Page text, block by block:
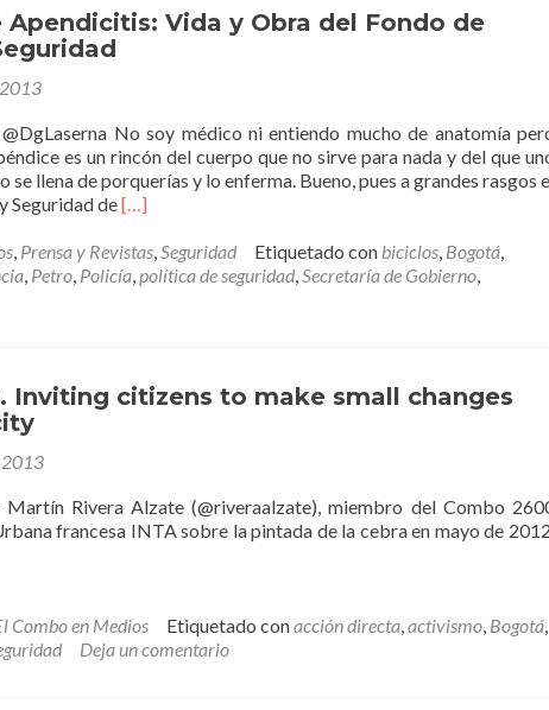
Vida y Obra del Fondo de
No soy médico ni entiendo mucho de anatomía
es un rincón del cuerpo que no sirve para nada y del que
se llena de porquerías y lo enferma. Bueno, pues a grandes rasgos
Seguridad deLeer
tiene
Apendicitis:
Fondo
[…]
, Prensa y Revistas,Seguridad Etiquetado con biciclos, Bogotá,
, Petro, Policía,política de seguridad,Secretaría de Gobierno,
Inviting citizens to make small changes
Rivera Alzate (@riveraalzate), miembro del Combo
francesa INTA sobre la pintada de la cebra en mayo de
Combo en Medios Etiquetado conacción directa,activismo, Bogotá,
Deja un comentario